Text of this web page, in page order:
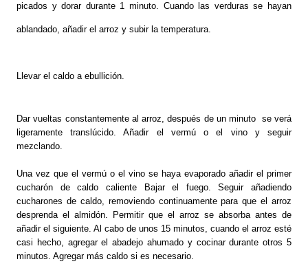
picados y dorar durante 1 minuto. Cuando las verduras se hayan
ablandado, añadir el arroz y subir la temperatura.
Llevar el caldo a ebullición.
Dar vueltas constantemente al arroz, después de un minuto se verá
ligeramente translúcido. Añadir el vermúo el vino y seguir
mezclando.
Una vez que el vermú o el vino se haya evaporado añadir el primer
cucharón de caldo caliente Bajar el fuego. Seguir añadiendo
cucharones de caldo, removiendo continuamente para que el arroz
desprenda el almidón. Permitir que el arroz se absorba antes de
añadir el siguiente. Al cabo de unos 15 minutos, cuando el arroz esté
casi hecho, agregar el abadejo ahumado y cocinar durante otros 5
minutos. Agregar más caldo si es necesario.